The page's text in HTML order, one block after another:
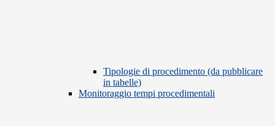
Tipologie di procedimento (da pubblicare
in tabelle)
Monitoraggio tempi procedimentali